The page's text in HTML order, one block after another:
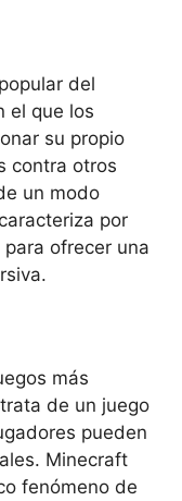
del
el que los
su propio
contra otros
un modo
por
ofrecer una
más
de un juego
pueden
Minecraft
fenómeno de